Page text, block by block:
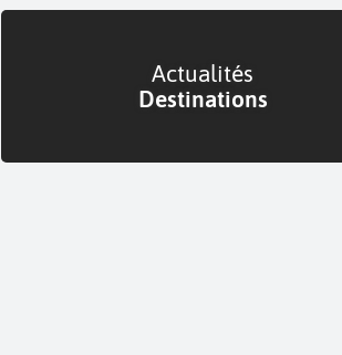
Actualités
Destinations